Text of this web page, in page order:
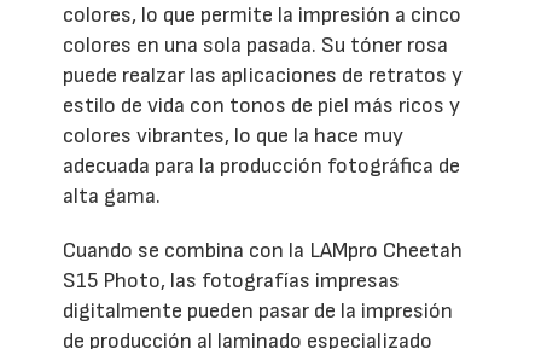
colores, lo que permite la impresión a cinco
colores en una sola pasada. Su tóner rosa
puede realzar las aplicaciones de retratos y
estilo de vida con tonos de piel más ricos y
colores vibrantes, lo que la hace muy
adecuada para la producción fotográfica de
alta gama.
Cuando se combina con la LAMpro Cheetah
S15 Photo, las fotografías impresas
digitalmente pueden pasar de la impresión
de producción al laminado especializado